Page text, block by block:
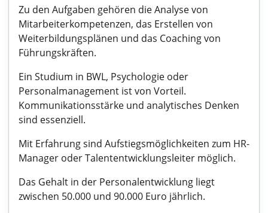
Zu den Aufgaben gehören die Analyse von
Mitarbeiterkompetenzen, das Erstellen von
Weiterbildungsplänen und das Coaching von
Führungskräften.
Ein Studium in BWL, Psychologie oder
Personalmanagement ist von Vorteil.
Kommunikationsstärke und analytisches Denken
sind essenziell.
Mit Erfahrung sind Aufstiegsmöglichkeiten zum HR-
Manager oder Talententwicklungsleiter möglich.
Das Gehalt in der Personalentwicklung liegt
zwischen 50.000 und 90.000 Euro jährlich.